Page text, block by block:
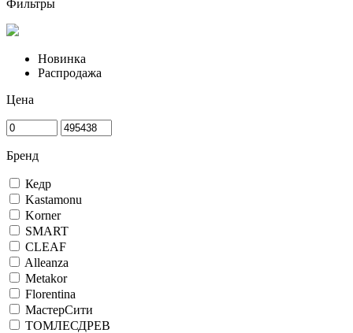
Фильтры
Новинка
Распродажа
Цена
Бренд
Кедр
Kastamonu
Korner
SMART
CLEAF
Alleanza
Metakor
Florentina
МастерСити
ТОМЛЕСДРЕВ